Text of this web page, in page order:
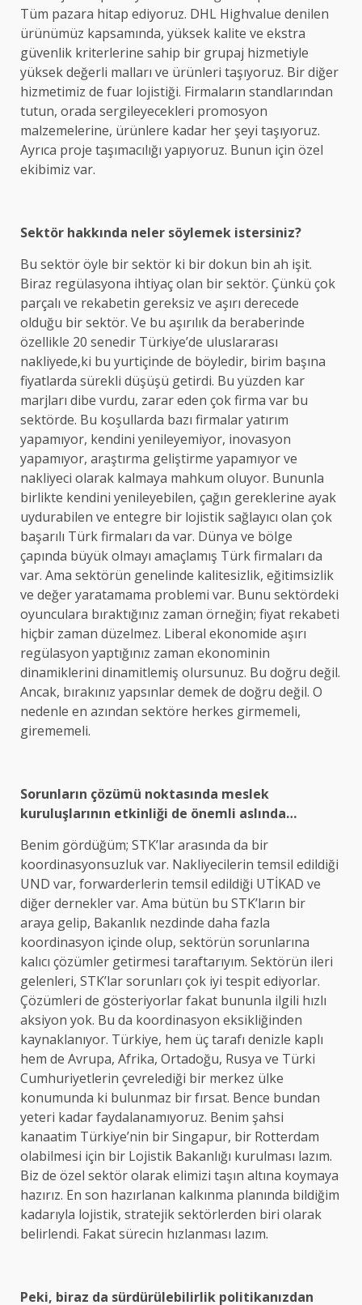
Tüm pazara hitap ediyoruz. DHL Highvalue denilen
ürünümüz kapsamında, yüksek kalite ve ekstra
güvenlik kriterlerine sahip bir grupaj hizmetiyle
yüksek değerli malları ve ürünleri taşıyoruz. Bir diğer
hizmetimiz de fuar lojistiği. Firmaların standlarından
tutun, orada sergileyecekleri promosyon
malzemelerine, ürünlere kadar her şeyi taşıyoruz.
Ayrıca proje taşımacılığı yapıyoruz. Bunun için özel
ekibimiz var.
Sektör hakkında neler söylemek istersiniz?
Bu sektör öyle bir sektör ki bir dokun bin ah işit.
Biraz regülasyona ihtiyaç olan bir sektör. Çünkü çok
parçalı ve rekabetin gereksiz ve aşırı derecede
olduğu bir sektör. Ve bu aşırılık da beraberinde
özellikle 20 senedir Türkiye’de uluslararası
nakliyede,ki bu yurtiçinde de böyledir, birim başına
fiyatlarda sürekli düşüşü getirdi. Bu yüzden kar
marjları dibe vurdu, zarar eden çok firma var bu
sektörde. Bu koşullarda bazı firmalar yatırım
yapamıyor, kendini yenileyemiyor, inovasyon
yapamıyor, araştırma geliştirme yapamıyor ve
nakliyeci olarak kalmaya mahkum oluyor. Bununla
birlikte kendini yenileyebilen, çağın gereklerine ayak
uydurabilen ve entegre bir lojistik sağlayıcı olan çok
başarılı Türk firmaları da var. Dünya ve bölge
çapında büyük olmayı amaçlamış Türk firmaları da
var. Ama sektörün genelinde kalitesizlik, eğitimsizlik
ve değer yaratamama problemi var. Bunu sektördeki
oyunculara bıraktığınız zaman örneğin; fiyat rekabeti
hiçbir zaman düzelmez. Liberal ekonomide aşırı
regülasyon yaptığınız zaman ekonominin
dinamiklerini dinamitlemiş olursunuz. Bu doğru değil.
Ancak, bırakınız yapsınlar demek de doğru değil. O
nedenle en azından sektöre herkes girmemeli,
girememeli.
Sorunların çözümü noktasında meslek
kuruluşlarının etkinliği de önemli aslında…
Benim gördüğüm; STK’lar arasında da bir
koordinasyonsuzluk var. Nakliyecilerin temsil edildiği
UND var, forwarderlerin temsil edildiği UTİKAD ve
diğer dernekler var. Ama bütün bu STK’ların bir
araya gelip, Bakanlık nezdinde daha fazla
koordinasyon içinde olup, sektörün sorunlarına
kalıcı çözümler getirmesi taraftarıyım. Sektörün ileri
gelenleri, STK’lar sorunları çok iyi tespit ediyorlar.
Çözümleri de gösteriyorlar fakat bununla ilgili hızlı
aksiyon yok. Bu da koordinasyon eksikliğinden
kaynaklanıyor. Türkiye, hem üç tarafı denizle kaplı
hem de Avrupa, Afrika, Ortadoğu, Rusya ve Türki
Cumhuriyetlerin çevrelediği bir merkez ülke
konumunda ki bulunmaz bir fırsat. Bence bundan
yeteri kadar faydalanamıyoruz. Benim şahsi
kanaatim Türkiye’nin bir Singapur, bir Rotterdam
olabilmesi için bir Lojistik Bakanlığı kurulması lazım.
Biz de özel sektör olarak elimizi taşın altına koymaya
hazırız. En son hazırlanan kalkınma planında bildiğim
kadarıyla lojistik, stratejik sektörlerden biri olarak
belirlendi. Fakat sürecin hızlanması lazım.
Peki, biraz da sürdürülebilirlik politikanızdan